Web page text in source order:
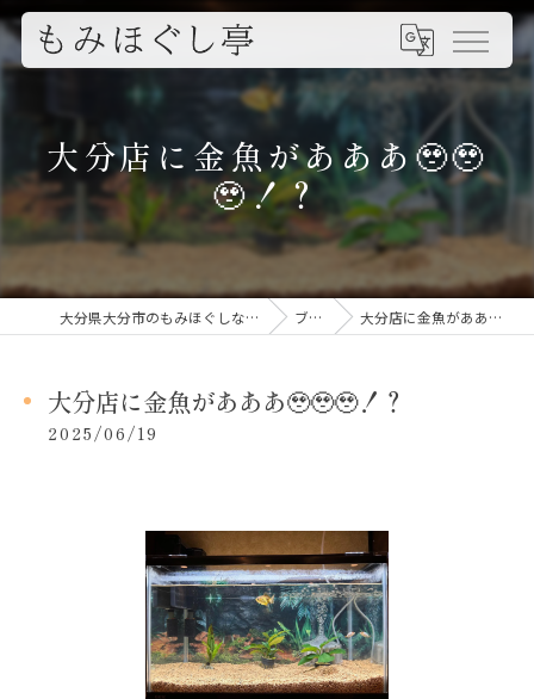
大分店に金魚があああ🥹🥹
🥹！？
大分県大分市のもみほぐしならもみほぐし亭 ブログ 大分店に金魚があああ🥹🥹🥹！？
大分店に金魚があああ🥹🥹🥹！？
2025/06/19